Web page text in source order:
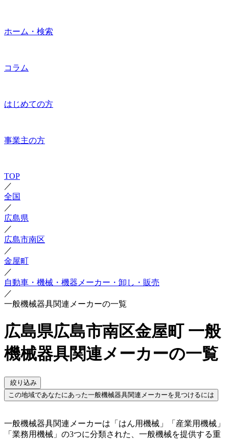
ホーム・検索
コラム
はじめての方
事業主の方
TOP
／
全国
／
広島県
／
広島市南区
／
金屋町
／
自動車・機械・機器メーカー・卸し・販売
／
一般機械器具関連メーカーの一覧
広島県広島市南区金屋町 一般
機械器具関連メーカーの一覧
絞り込み
この地域であなたにあった一般機械器具関連メーカーを見つけるには
一般機械器具関連メーカーは「はん用機械」「産業用機械」
「業務用機械」の3つに分類された、一般機械を提供する重